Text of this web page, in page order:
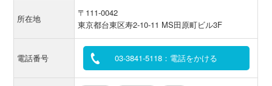
所在地
〒111-0042
東京都台東区寿2-10-11 MS田原町ビル3F
電話番号 03-3841-5118：電話をかける